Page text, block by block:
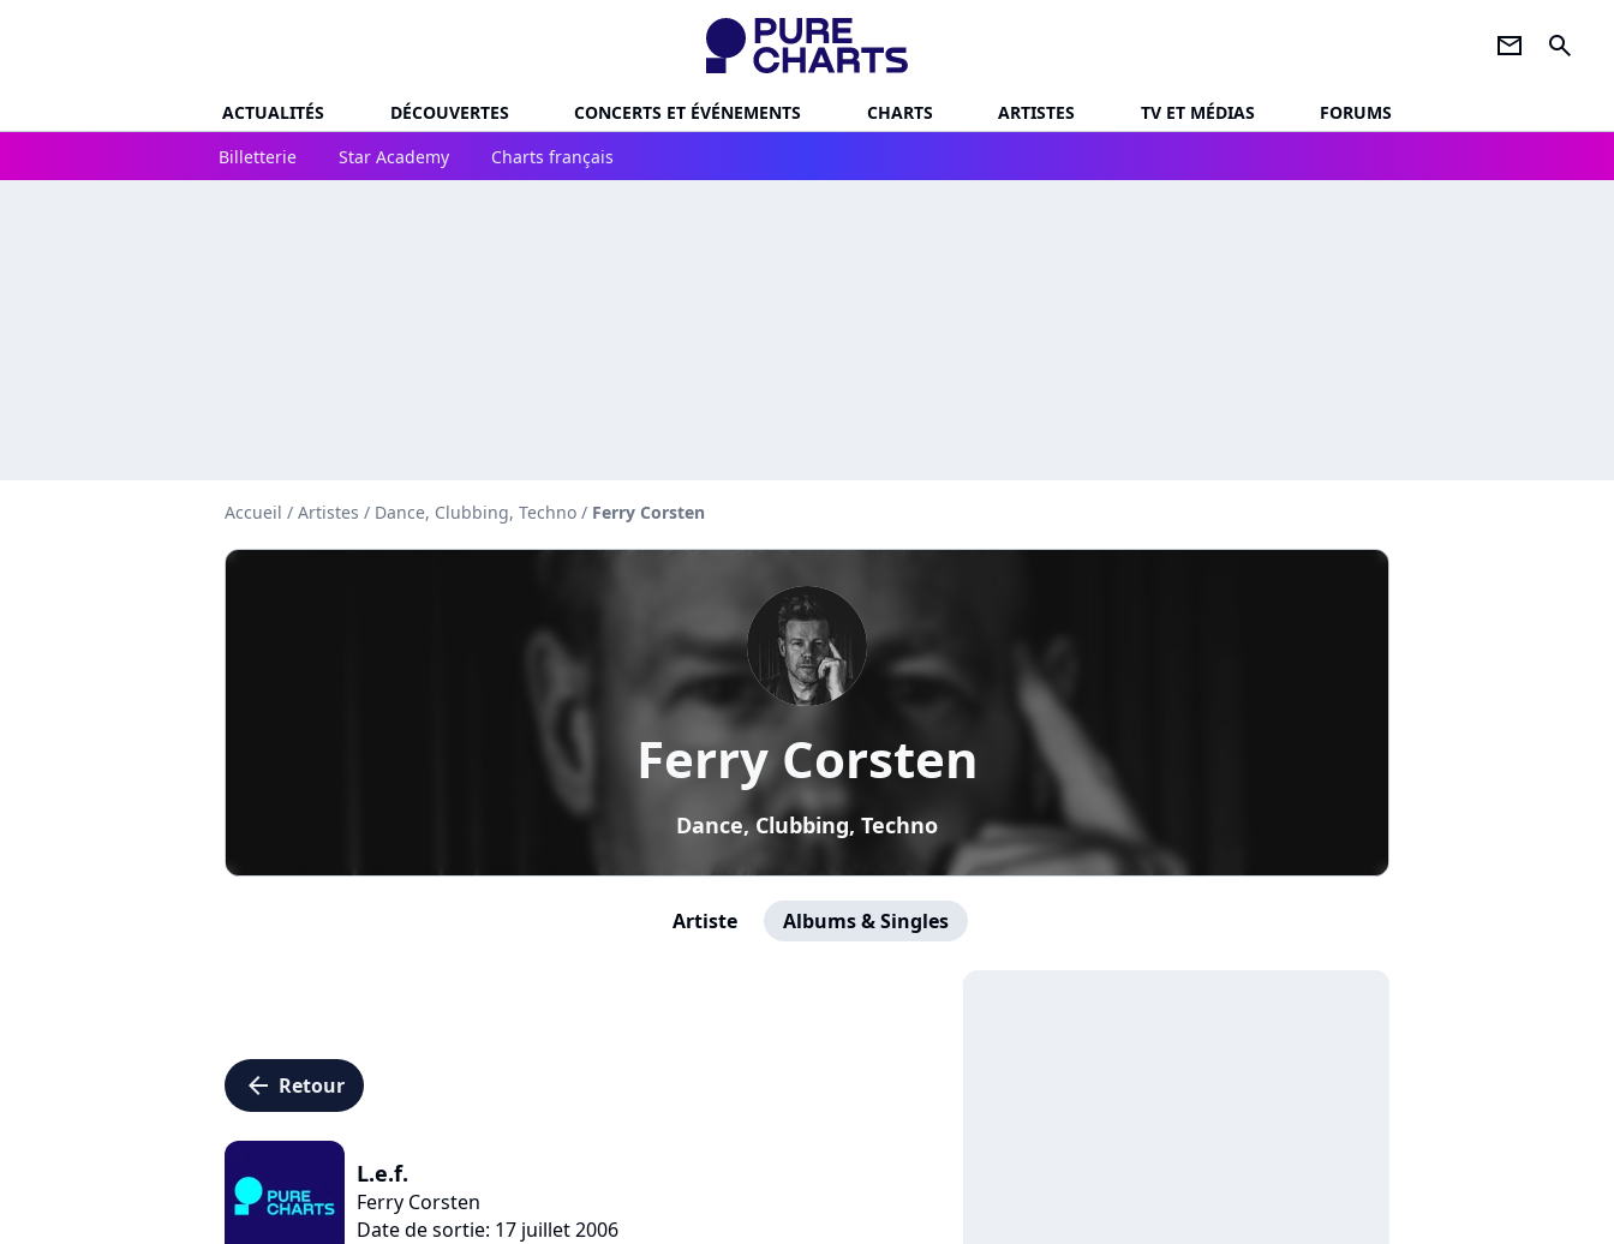
newsletter search
ACTUALITÉS DÉCOUVERTES CONCERTS ET ÉVÉNEMENTS CHARTS ARTISTES TV ET MÉDIAS
FORUMS
Billetterie
Star Academy Charts français
Accueil / Artistes / Dance, Clubbing, Techno / Ferry Corsten
Ferry Corsten
Dance, Clubbing, Techno
Artiste Albums & Singles
arrow_left Retour
L.e.f.
Ferry Corsten
Date de sortie: 17 juillet 2006